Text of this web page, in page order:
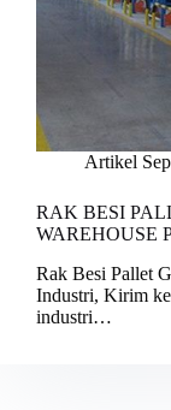
Artikel
RAK BESI
WAREHOUSE
Rak Besi Pallet
Industri, Kirim
industri…